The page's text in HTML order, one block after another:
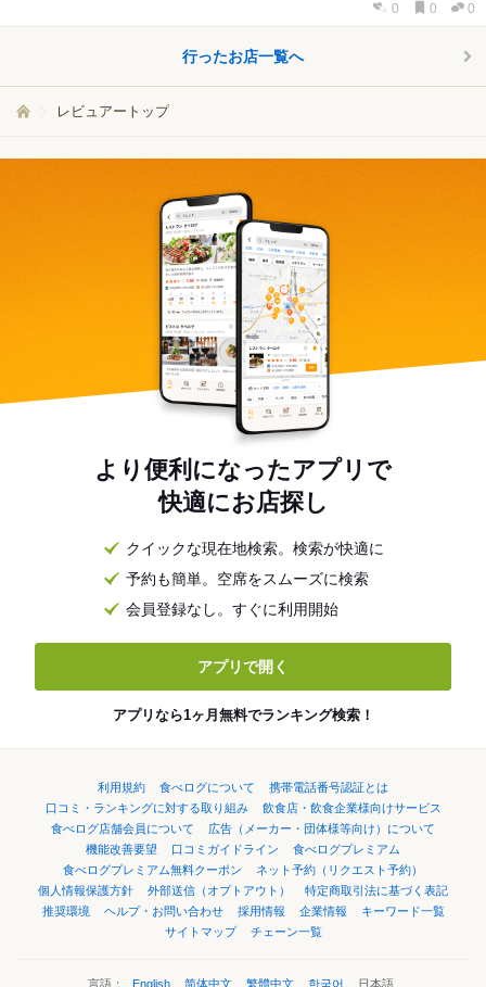
0 0 0
行ったお店一覧へ
レビュアートップ
より便利になったアプリで
快適にお店探し
クイックな現在地検索。検索が快適に
予約も簡単。空席をスムーズに検索
会員登録なし。すぐに利用開始
アプリで開く
アプリなら1ヶ月無料でランキング検索！
利用規約 食べログについて
携帯電話番号認証とは
口コミ・ランキングに対する取り組み
飲食店・飲食企業様向けサービス
食べログ店舗会員について
広告（メーカー・団体様等向け）について
機能改善要望
口コミガイドライン
食べログプレミアム
食べログプレミアム無料クーポン
ネット予約（リクエスト予約）
個人情報保護方針
外部送信（オプトアウト）
特定商取引法に基づく表記
推奨環境
ヘルプ・お問い合わせ 採用情報 企業情報
キーワード一覧
サイトマップ
チェーン一覧
言語： English 简体中文 繁體中文 한국어 日本語